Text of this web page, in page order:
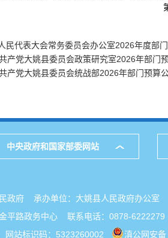
民代表大会常务委员会办公室2026年度部
产党大姚县委员会政策研究室2026年部门
产党大姚县委员会统战部2026年部门预算
中央政府和国家部委网站
民政府 承办单位：大姚县人民政府办公
平路政务中心 联系电话：0878-6222279
网站标识码：5323260002 滇公网安